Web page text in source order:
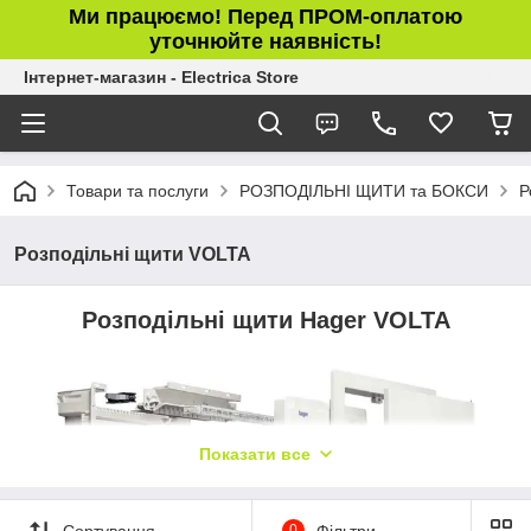
Ми працюємо! Перед ПРОМ-оплатою
уточнюйте наявність!
Інтернет-магазин - Electrica Store
Товари та послуги РОЗПОДІЛЬНІ ЩИТИ та БОКСИ
Розподільні щити VOLTA
Розподільні щити Hager VOLTA
Показати все